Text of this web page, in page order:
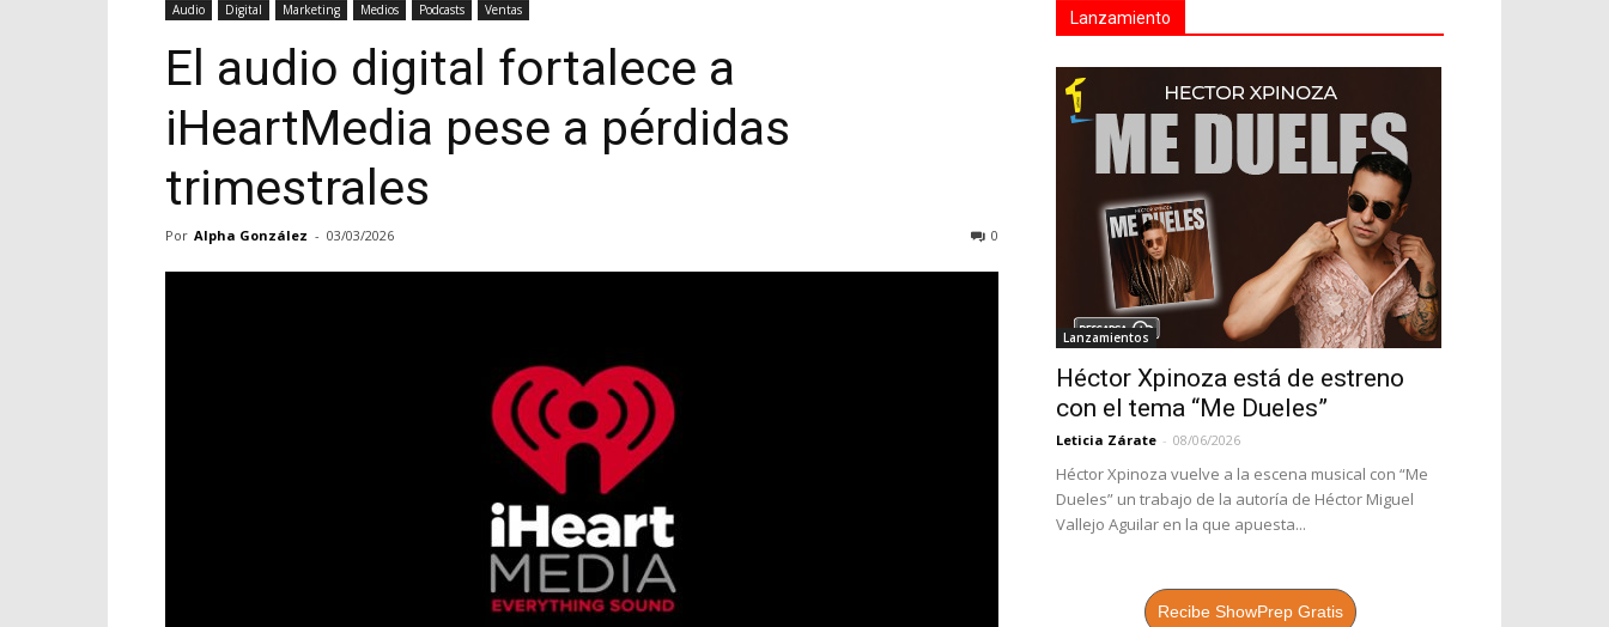
Audio Digital Marketing Medios Podcasts Ventas
El audio digital fortalece a
iHeartMedia pese a pérdidas
trimestrales
Por Alpha González - 03/03/2026 0
Lanzamiento
Lanzamientos
Héctor Xpinoza está de estreno
con el tema “Me Dueles”
Leticia Zárate - 08/06/2026
Héctor Xpinoza vuelve a la escena musical con “Me
Dueles” un trabajo de la autoría de Héctor Miguel
Vallejo Aguilar en la que apuesta...
Recibe ShowPrep Gratis